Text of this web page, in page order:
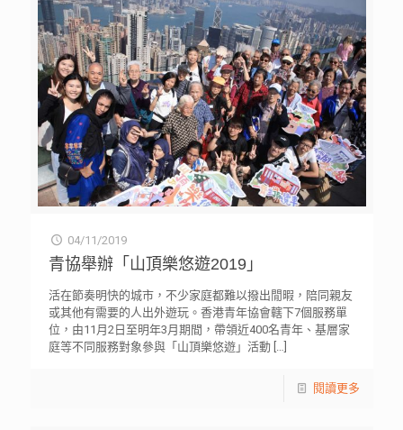
04/11/2019
青協舉辦「山頂樂悠遊2019」
活在節奏明快的城市，不少家庭都難以撥出閒暇，陪同親友
或其他有需要的人出外遊玩。香港青年協會轄下7個服務單
位，由11月2日至明年3月期間，帶領近400名青年、基層家
庭等不同服務對象參與「山頂樂悠遊」活動[…]
閱讀更多